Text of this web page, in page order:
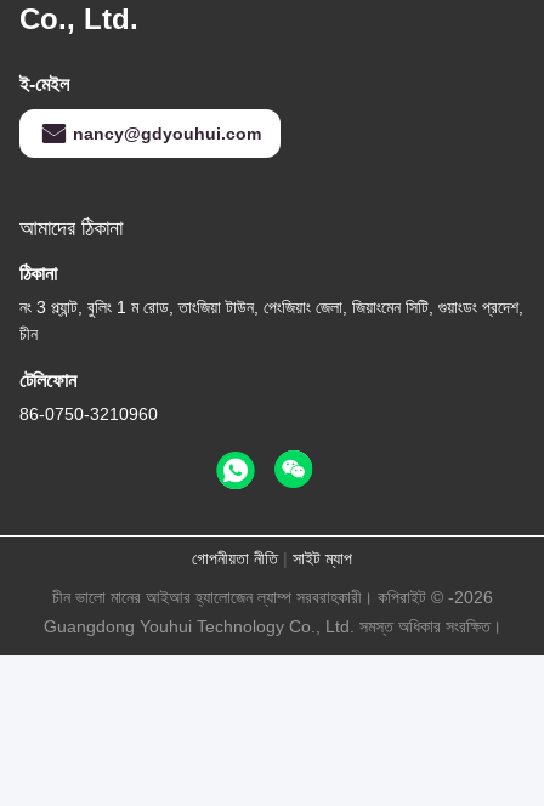
Co., Ltd.
ই-মেইল
nancy@gdyouhui.com
আমাদের ঠিকানা
ঠিকানা
নং 3 প্ল্যান্ট, বুলিং 1 ম রোড, তাংজিয়া টাউন, পেংজিয়াং জেলা, জিয়াংমেন সিটি, গুয়াংডং প্রদেশ,
চীন
টেলিফোন
86-0750-3210960
গোপনীয়তা নীতি| সাইট ম্যাপ
চীন ভালো মানের আইআর হ্যালোজেন ল্যাম্প সরবরাহকারী। কপিরাইট © -2026
Guangdong Youhui Technology Co., Ltd. সমস্ত অধিকার সংরক্ষিত।